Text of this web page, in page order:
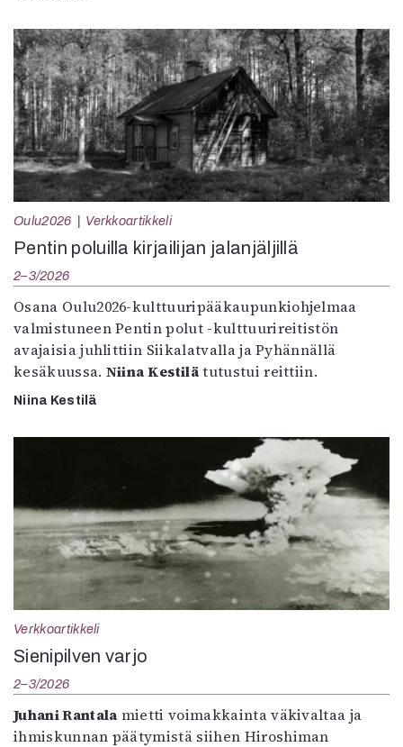
Oulu2026 Verkkoartikkeli
Pentin poluilla kirjailijan jalanjäljillä
2–3/2026
Osana Oulu2026-kulttuuripääkaupunkiohjelmaa
valmistuneen Pentin polut -kulttuurireitistön
avajaisia juhlittiin Siikalatvalla ja Pyhännällä
kesäkuussa. Niina Kestilätutustui reittiin.
Niina Kestilä
Verkkoartikkeli
Sienipilven varjo
2–3/2026
Juhani Rantala mietti voimakkainta väkivaltaa ja
ihmiskunnan päätymistä siihen Hiroshiman